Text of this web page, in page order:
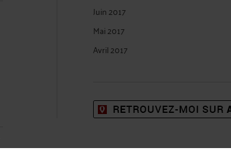
Juin 2017
Mai 2017
Avril 2017